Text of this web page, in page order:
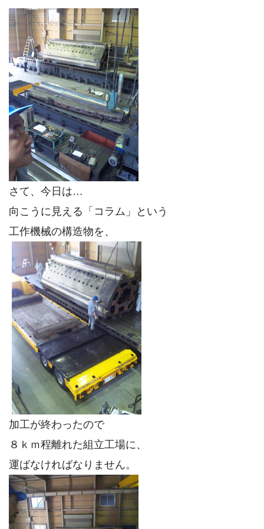
さて、今日は…
向こうに見える「コラム」という
工作機械の構造物を、
加工が終わったので
８ｋｍ程離れた組立工場に、
運ばなければなりません。